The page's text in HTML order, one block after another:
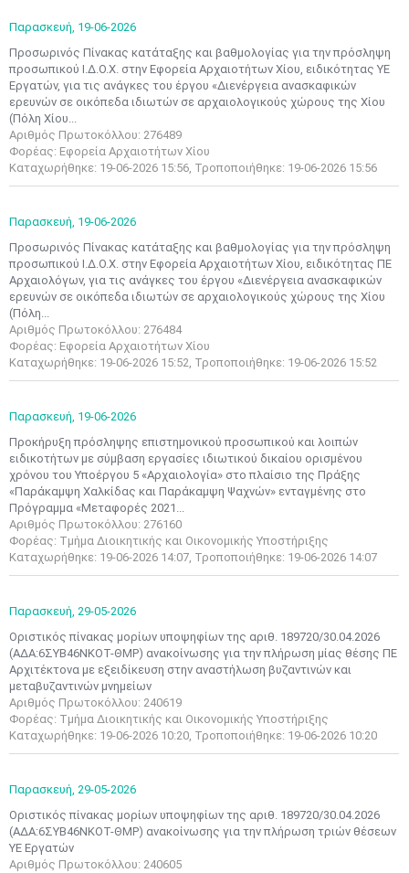
Παρασκευή, 19-06-2026
Προσωρινός Πίνακας κατάταξης και βαθμολογίας για την πρόσληψη
προσωπικού Ι.Δ.Ο.Χ. στην Εφορεία Αρχαιοτήτων Χίου, ειδικότητας ΥΕ
Εργατών, για τις ανάγκες του έργου «Διενέργεια ανασκαφικών
ερευνών σε οικόπεδα ιδιωτών σε αρχαιολογικούς χώρους της Χίου
(Πόλη Χίου...
Αριθμός Πρωτοκόλλου: 276489
Φορέας: Εφορεία Αρχαιοτήτων Χίου
Καταχωρήθηκε: 19-06-2026 15:56, Τροποποιήθηκε: 19-06-2026 15:56
Παρασκευή, 19-06-2026
Προσωρινός Πίνακας κατάταξης και βαθμολογίας για την πρόσληψη
προσωπικού Ι.Δ.Ο.Χ. στην Εφορεία Αρχαιοτήτων Χίου, ειδικότητας ΠΕ
Αρχαιολόγων, για τις ανάγκες του έργου «Διενέργεια ανασκαφικών
ερευνών σε οικόπεδα ιδιωτών σε αρχαιολογικούς χώρους της Χίου
(Πόλη...
Αριθμός Πρωτοκόλλου: 276484
Φορέας: Εφορεία Αρχαιοτήτων Χίου
Καταχωρήθηκε: 19-06-2026 15:52, Τροποποιήθηκε: 19-06-2026 15:52
Παρασκευή, 19-06-2026
Προκήρυξη πρόσληψης επιστημονικού προσωπικού και λοιπών
ειδικοτήτων με σύμβαση εργασίες ιδιωτικού δικαίου ορισμένου
χρόνου του Υποέργου 5 «Αρχαιολογία» στο πλαίσιο της Πράξης
«Παράκαμψη Χαλκίδας και Παράκαμψη Ψαχνών» ενταγμένης στο
Πρόγραμμα «Μεταφορές 2021...
Αριθμός Πρωτοκόλλου: 276160
Φορέας: Τμήμα Διοικητικής και Οικονομικής Υποστήριξης
Καταχωρήθηκε: 19-06-2026 14:07, Τροποποιήθηκε: 19-06-2026 14:07
Παρασκευή, 29-05-2026
Οριστικός πίνακας μορίων υποψηφίων της αριθ. 189720/30.04.2026
(ΑΔΑ:6ΣΥΒ46ΝΚΟΤ-ΘΜΡ) ανακοίνωσης για την πλήρωση μίας θέσης ΠΕ
Αρχιτέκτονα με εξειδίκευση στην αναστήλωση βυζαντινών και
μεταβυζαντινών μνημείων
Αριθμός Πρωτοκόλλου: 240619
Φορέας: Τμήμα Διοικητικής και Οικονομικής Υποστήριξης
Καταχωρήθηκε: 19-06-2026 10:20, Τροποποιήθηκε: 19-06-2026 10:20
Παρασκευή, 29-05-2026
Οριστικός πίνακας μορίων υποψηφίων της αριθ. 189720/30.04.2026
(ΑΔΑ:6ΣΥΒ46ΝΚΟΤ-ΘΜΡ) ανακοίνωσης για την πλήρωση τριών θέσεων
ΥΕ Εργατών
Αριθμός Πρωτοκόλλου: 240605